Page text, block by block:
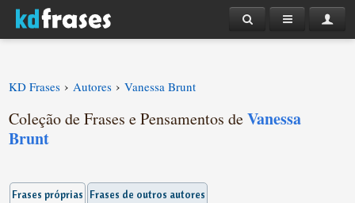
KD Frases › Autores › Vanessa Brunt
Coleção de Frases e Pensamentos deVanessa
Brunt
Frases próprias Frases de outros autores